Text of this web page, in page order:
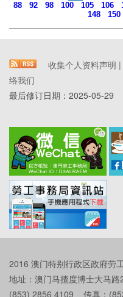
88
92 98 100 105 106
148
150
收集个人资料声明 |
络我们
最后修订日期： 2025-05-29
2016 澳门特别行政区政府劳
地址：澳门马揸度博士大马
(853) 2856 4109 传真：